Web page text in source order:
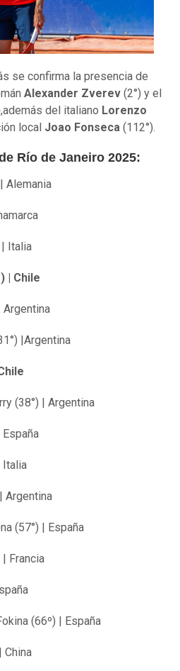
se confirma la presencia de
Alexander Zverev (2°) y el
del italiano Lorenzo
local Joao Fonseca (112°).
Río de Janeiro 2025:
Alemania
Italia
| Chile
Argentina
|Argentina
(38°) | Argentina
Italia
Argentina
(57°) | España
Francia
(66º) | España
China